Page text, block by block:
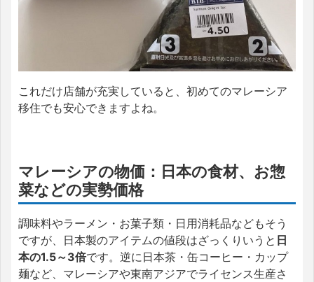
これだけ店舗が充実していると、初めてのマレーシア
移住でも安心できますよね。
マレーシアの物価：日本の食材、お惣
菜などの実勢価格
調味料やラーメン・お菓子類・日用消耗品などもそう
ですが、日本製のアイテムの値段はざっくりいうと 日
本の1.5～3倍です。逆に日本茶・缶コーヒー・カップ
麺など、マレーシアや東南アジアでライセンス生産さ